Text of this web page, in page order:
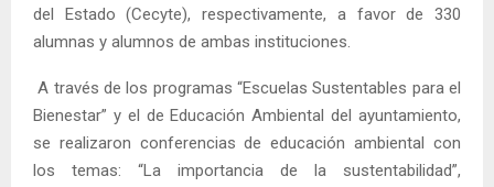
del Estado (Cecyte), respectivamente, a favor de 330
alumnas y alumnos de ambas instituciones.
A través de los programas “Escuelas Sustentables para el
Bienestar” y el de Educación Ambiental del ayuntamiento,
se realizaron conferencias de educación ambiental con
los temas: “La importancia de la sustentabilidad”,